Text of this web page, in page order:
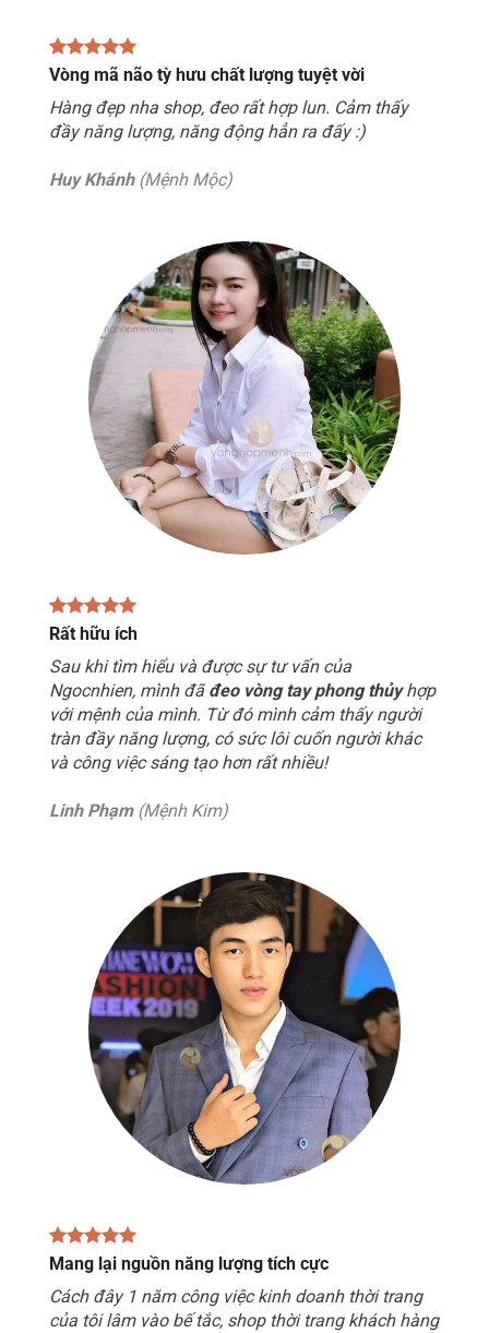
Vòng mã não tỳ hưu chất lượng tuyệt vời
Hàng đẹp nha shop, đeo rất hợp lun. Cảm thấy
đầy năng lượng, năng động hẳn ra đấy :)
Huy Khánh(Mệnh Mộc)
Rất hữu ích
Sau khi tìm hiểu và được sự tư vấn của
Ngocnhien, mình đã đeo vòng tay phong thủyhợp
với mệnh của mình. Từ đó mình cảm thấy người
tràn đầy năng lượng, có sức lôi cuốn người khác
và công việc sáng tạo hơn rất nhiều!
Linh Phạm(Mệnh Kim)
Mang lại nguồn năng lượng tích cực
Cách đây 1 năm công việc kinh doanh thời trang
của tôi lâm vào bế tắc, shop thời trang khách hàng